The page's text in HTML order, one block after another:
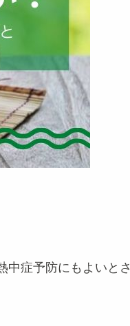
中症予防にもよいとさ